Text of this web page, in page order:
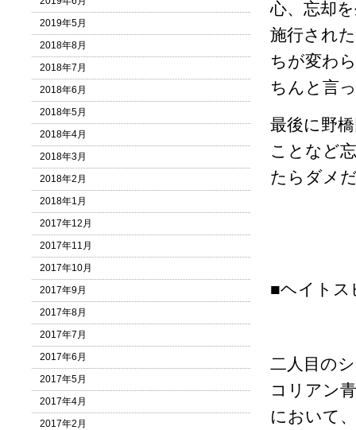
心、忘却
施行され
ちが変わ
ちんと言
最後に野
ことなど
たらダメ
■ヘイトス
二人目の
コリアン
において
2019年5月
2018年8月
2018年7月
2018年6月
2018年5月
2018年4月
2018年3月
2018年2月
2018年1月
2017年12月
2017年11月
2017年10月
2017年9月
2017年8月
2017年7月
2017年6月
2017年5月
2017年4月
2017年2月